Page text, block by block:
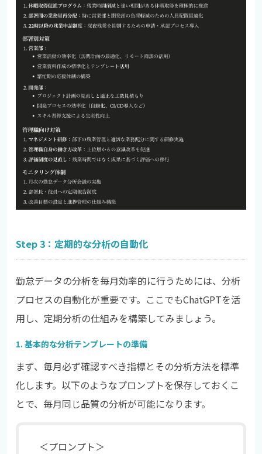
Step 3：定期的な分析の自動化
勤怠データの分析を毎月効率的に行うためには、分析
プロセスの自動化が重要です。ここでもChatGPTを活
用し、定期分析の仕組みを構築してみましょう。
1. 基本的な分析テンプレートの準備
まず、毎月必ず確認すべき指標とその分析方法を標準
化します。以下のようなプロンプトを保存しておくこ
とで、毎月同じ品質の分析が可能になります。
＜プロンプト＞